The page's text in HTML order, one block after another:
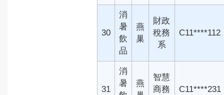
30
消
暑
飲
品
燕
巢
財政
稅務
系
C11****112
31
消
暑
燕
智慧
商務
C11****231